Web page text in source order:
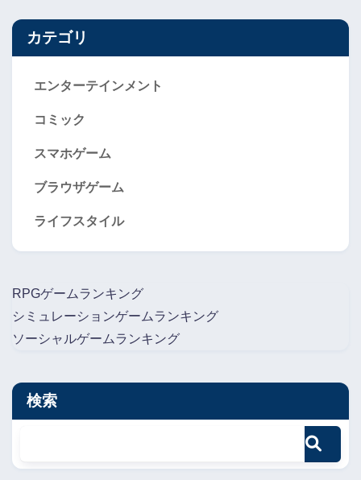
カテゴリ
エンターテインメント
コミック
スマホゲーム
ブラウザゲーム
ライフスタイル
RPGゲームランキング
シミュレーションゲームランキング
ソーシャルゲームランキング
検索